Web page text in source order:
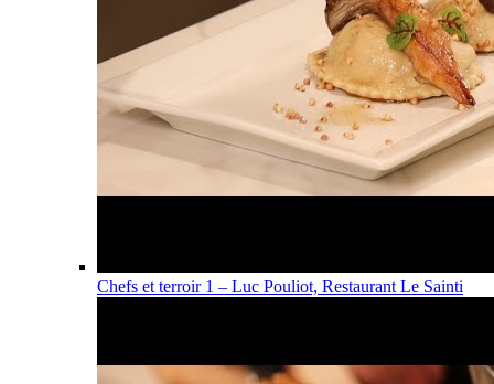
Chefs et terroir 1 – Luc Pouliot, Restaurant Le Sainti